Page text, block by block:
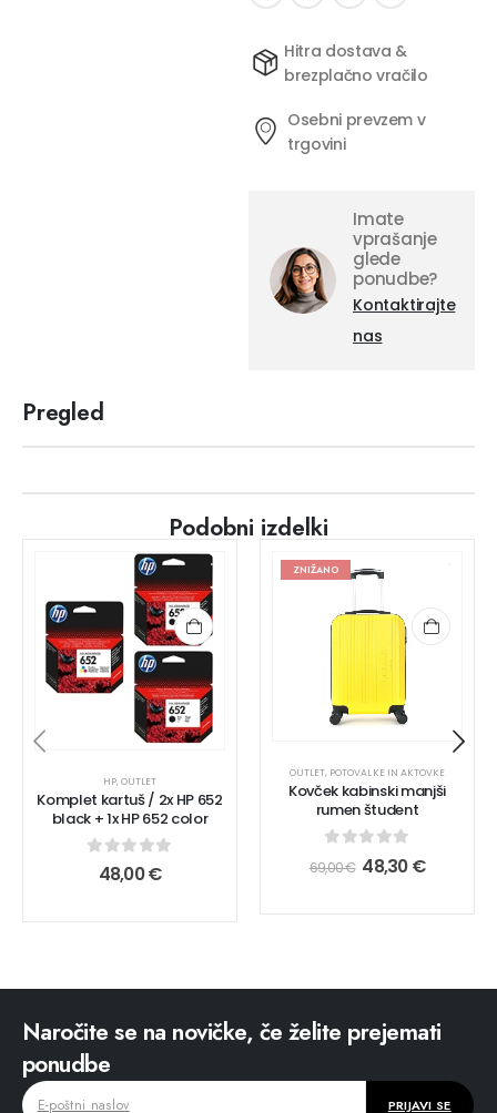
Hitra dostava &
brezplačno vračilo
Osebni prevzem v
trgovini
Imate
vprašanje
glede
ponudbe?
Kontaktirajte
nas
Pregled
Podobni izdelki
HP, OUTLET
Komplet kartuš / 2x HP 652
black + 1x HP 652 color
out of 5
48,00€
ZNIŽANO
OUTLET, POTOVALKE IN AKTOVKE
Kovček kabinski manjši
rumen študent
out of 5
69,00€ 48,30€
Naročite se na novičke, če želite prejemati
ponudbe